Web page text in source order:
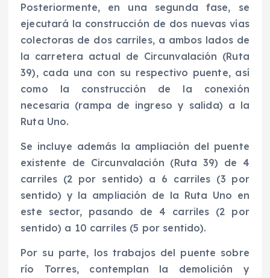
Posteriormente, en una segunda fase, se
ejecutará la construcción de dos nuevas vías
colectoras de dos carriles, a ambos lados de
la carretera actual de Circunvalación (Ruta
39), cada una con su respectivo puente, así
como la construcción de la conexión
necesaria (rampa de ingreso y salida) a la
Ruta Uno.
Se incluye además la ampliación del puente
existente de Circunvalación (Ruta 39) de 4
carriles (2 por sentido) a 6 carriles (3 por
sentido) y la ampliación de la Ruta Uno en
este sector, pasando de 4 carriles (2 por
sentido) a 10 carriles (5 por sentido).
Por su parte, los trabajos del puente sobre
río Torres, contemplan la demolición y